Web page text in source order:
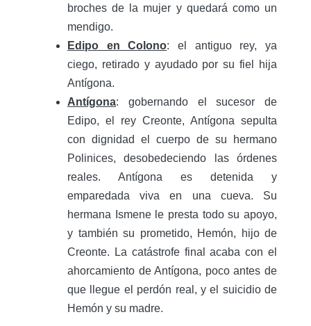
broches de la mujer y quedará como un
mendigo.
Edipo en Colono: el antiguo rey, ya
ciego, retirado y ayudado por su fiel hija
Antígona.
Antígona: gobernando el sucesor de
Edipo, el rey Creonte, Antígona sepulta
con dignidad el cuerpo de su hermano
Polinices, desobedeciendo las órdenes
reales. Antígona es detenida y
emparedada viva en una cueva. Su
hermana Ismene le presta todo su apoyo,
y también su prometido, Hemón, hijo de
Creonte. La catástrofe final acaba con el
ahorcamiento de Antígona, poco antes de
que llegue el perdón real, y el suicidio de
Hemón y su madre.